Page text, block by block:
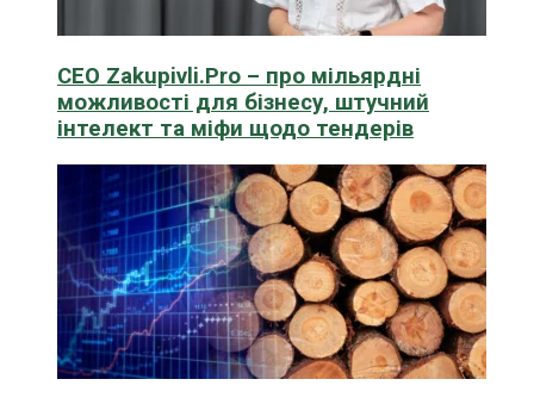
CEO Zakupivli.Pro – про мільярдні
можливості для бізнесу, штучний
інтелект та міфи щодо тендерів